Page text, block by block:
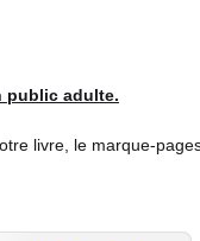
public adulte.
livre, le marque-